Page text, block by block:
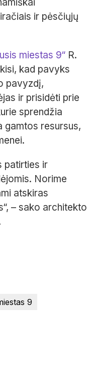
ir pėsčiųjų
miestas 9“ R.
kad pavyks
pavyzdį,
ir prisidėti prie
sprendžia
gamtos resursus,
patirties ir
Norime
atskiras
– sako architekto
9